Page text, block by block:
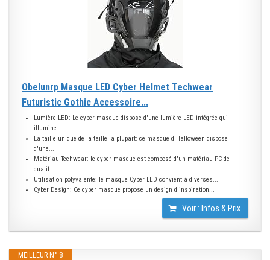
Obelunrp Masque LED Cyber Helmet Techwear
Futuristic Gothic Accessoire...
Lumière LED: Le cyber masque dispose d'une lumière LED intégrée qui
illumine...
La taille unique de la taille la plupart: ce masque d'Halloween dispose
d'une...
Matériau Techwear: le cyber masque est composé d'un matériau PC de
qualit...
Utilisation polyvalente: le masque Cyber ​​LED convient à diverses...
Cyber ​​Design: Ce cyber masque propose un design d'inspiration...
Voir : Infos & Prix
MEILLEUR N° 8